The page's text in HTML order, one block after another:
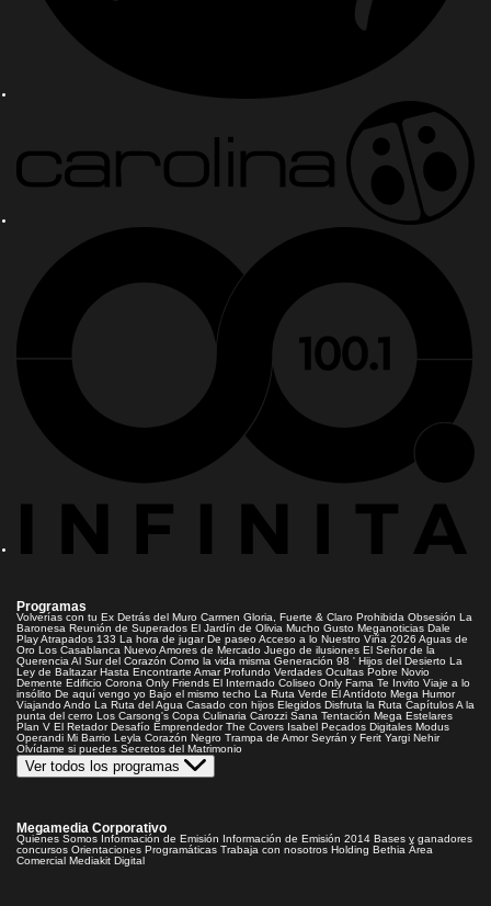
Programas
Volverías con tu Ex Detrás del Muro Carmen Gloria, Fuerte & Claro Prohibida Obsesión La
Baronesa Reunión de Superados El Jardín de Olivia Mucho Gusto Meganoticias Dale
PlayAtrapados 133 La hora de jugar De paseoAcceso a lo Nuestro Viña 2026 Aguas de
Oro Los Casablanca Nuevo Amores de Mercado Juego de ilusiones El Señor de la
Querencia Al Sur del Corazón Como la vida misma Generación 98 ' Hijos del Desierto La
Ley de Baltazar Hasta Encontrarte Amar Profundo Verdades Ocultas Pobre Novio
Demente Edificio Corona Only Friends El Internado Coliseo Only Fama Te Invito Viaje a lo
insólito De aquí vengo yo Bajo el mismo techo La Ruta Verde El Antídoto Mega Humor
Viajando Ando La Ruta del Agua Casado con hijos Elegidos Disfruta la Ruta CapítulosA la
punta del cerro Los Carsong's Copa Culinaria Carozzi Sana Tentación Mega Estelares
Plan V El Retador Desafío Emprendedor The Covers Isabel Pecados Digitales Modus
Operandi Mi Barrio Leyla Corazón Negro Trampa de Amor Seyrán y Ferit Yargi Nehir
Olvídame si puedes Secretos del Matrimonio
Ver todos los programas
Megamedia Corporativo
Quienes Somos Información de Emisión Información de Emisión 2014 Bases y ganadores
concursos Orientaciones Programáticas Trabaja con nosotros Holding Bethia Área
Comercial Mediakit Digital